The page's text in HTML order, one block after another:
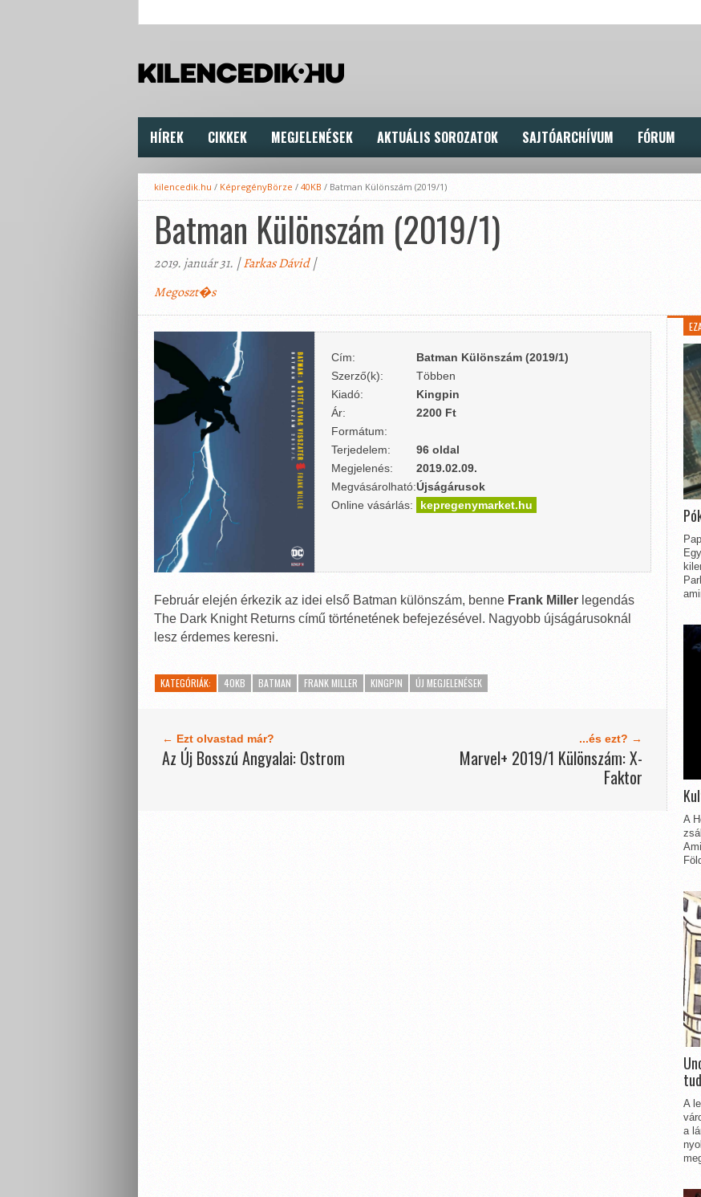
HÍREK CIKKEK MEGJELENÉSEK AKTUÁLIS SOROZATOK SAJTÓARCHÍVUM FÓRUM
kilencedik.hu / KépregényBörze / 40KB / Batman Különszám (2019/1)
Batman Különszám (2019/1)
2019. január 31. |Farkas Dávid|
Megoszt�s
Cím:
Batman Különszám (2019/1)
Szerző(k):
Többen
Kiadó:
Kingpin
Ár:
2200 Ft
Formátum:
Terjedelem:
96 oldal
Megjelenés:
2019.02.09.
Megvásárolható:Újságárusok
Online vásárlás:
kepregenymarket.hu
Február elején érkezik az idei első Batman különszám, benne Frank Millerlegendás
The Dark Knight Returns című történetének befejezésével. Nagyobb újságárusoknál
lesz érdemes keresni.
KATEGÓRIÁK: 40KB BATMAN FRANK MILLER KINGPIN ÚJ MEGJELENÉSEK
← Ezt olvastad már?
Az Új Bosszú Angyalai: Ostrom
...és ezt? →
Marvel+ 2019/1 Különszám: X-
Faktor
A
A
a